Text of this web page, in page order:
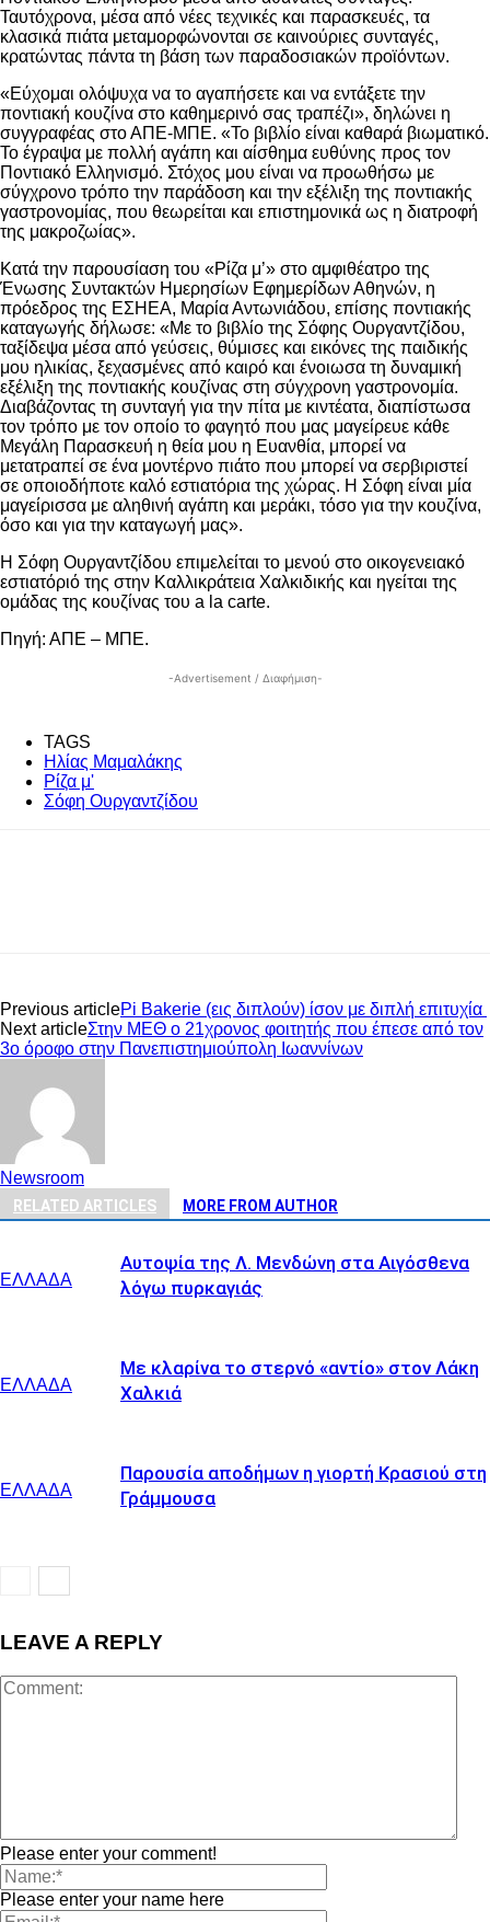
Ταυτόχρονα, μέσα από νέες τεχνικές και παρασκευές, τα
κλασικά πιάτα μεταμορφώνονται σε καινούριες συνταγές,
κρατώντας πάντα τη βάση των παραδοσιακών προϊόντων.
«Εύχομαι ολόψυχα να το αγαπήσετε και να εντάξετε την
ποντιακή κουζίνα στο καθημερινό σας τραπέζι», δηλώνει η
συγγραφέας στο ΑΠΕ-ΜΠΕ. «Το βιβλίο είναι καθαρά βιωματικό.
Το έγραψα με πολλή αγάπη και αίσθημα ευθύνης προς τον
Ποντιακό Ελληνισμό. Στόχος μου είναι να προωθήσω με
σύγχρονο τρόπο την παράδοση και την εξέλιξη της ποντιακής
γαστρονομίας, που θεωρείται και επιστημονικά ως η διατροφή
της μακροζωίας».
Κατά την παρουσίαση του «Ρίζα μ’» στο αμφιθέατρο της
Ένωσης Συντακτών Ημερησίων Εφημερίδων Αθηνών, η
πρόεδρος της ΕΣΗΕΑ, Μαρία Αντωνιάδου, επίσης ποντιακής
καταγωγής δήλωσε: «Με το βιβλίο της Σόφης Ουργαντζίδου,
ταξίδεψα μέσα από γεύσεις, θύμισες και εικόνες της παιδικής
μου ηλικίας, ξεχασμένες από καιρό και ένοιωσα τη δυναμική
εξέλιξη της ποντιακής κουζίνας στη σύγχρονη γαστρονομία.
Διαβάζοντας τη συνταγή για την πίτα με κιντέατα, διαπίστωσα
τον τρόπο με τον οποίο το φαγητό που μας μαγείρευε κάθε
Μεγάλη Παρασκευή η θεία μου η Ευανθία, μπορεί να
μετατραπεί σε ένα μοντέρνο πιάτο που μπορεί να σερβιριστεί
σε οποιοδήποτε καλό εστιατόρια της χώρας. Η Σόφη είναι μία
μαγείρισσα με αληθινή αγάπη και μεράκι, τόσο για την κουζίνα,
όσο και για την καταγωγή μας».
Η Σόφη Ουργαντζίδου επιμελείται το μενού στο οικογενειακό
εστιατόριό της στην Καλλικράτεια Χαλκιδικής και ηγείται της
ομάδας της κουζίνας του a la carte.
Πηγή: ΑΠΕ – ΜΠΕ.
-Advertisement / Διαφήμιση-
TAGS
Ηλίας Μαμαλάκης
Ρίζα μ'
Σόφη Ουργαντζίδου
Previous articlePi Bakerie (εις διπλούν) ίσον με διπλή επιτυχία
Next articleΣτην ΜΕΘ ο 21χρονος φοιτητής που έπεσε από τον
3ο όροφο στην Πανεπιστημιούπολη Ιωαννίνων
Newsroom
RELATED ARTICLES MORE FROM AUTHOR
ΕΛΛΑΔΑ
Αυτοψία της Λ. Μενδώνη στα Αιγόσθενα
λόγω πυρκαγιάς
ΕΛΛΑΔΑ
Με κλαρίνα το στερνό «αντίο» στον Λάκη
Χαλκιά
ΕΛΛΑΔΑ
Παρουσία αποδήμων η γιορτή Κρασιού στη
Γράμμουσα
LEAVE A REPLY
Please enter your comment!
Please enter your name here